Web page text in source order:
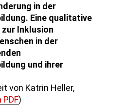
in der
Eine qualitative
Inklusion
in der
und ihrer
von Katrin Heller,
)